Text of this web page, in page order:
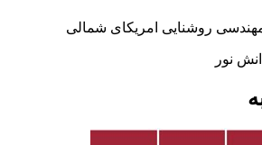
روشنایی امریکای شمالی
نور